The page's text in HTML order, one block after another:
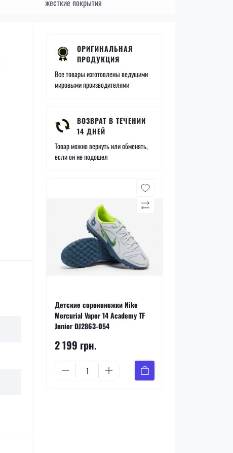
ОРИГИНАЛЬНАЯ
ПРОДУКЦИЯ
Все товары изготовлены ведущими
мировыми производителями
ВОЗВРАТ В ТЕЧЕНИИ
14 ДНЕЙ
Товар можно вернуть или обменять,
если он не подошел
Детские сороконожки Nike
Mercurial Vapor 14 Academy TF
Junior DJ2863-054
2 199 грн.